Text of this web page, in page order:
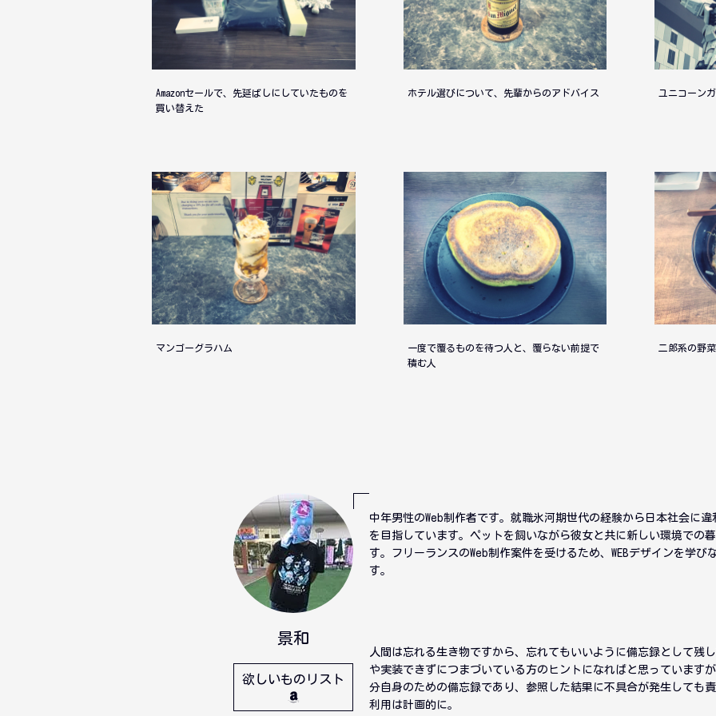
Amazonセールで、先延ばしにしていたものを
買い替えた
ホテル選びについて、先輩からのアドバイス ユニコーン
マンゴーグラハム
一度で覆るものを待つ人と、覆らない前提で
積む人
二郎系の野菜
景和
欲しいものリスト
中年男性のWeb制作者です。就職氷河期世代の経験から日本社会に違
を目指しています。ペットを飼いながら彼女と共に新しい環境での暮
す。フリーランスのWeb制作案件を受けるため、WEBデザインを学び
す。
人間は忘れる生き物ですから、忘れてもいいように備忘録として残
や実装できずにつまづいている方のヒントになればと思っていますが
分自身のための備忘録であり、参照した結果に不具合が発生しても責
利用は計画的に。